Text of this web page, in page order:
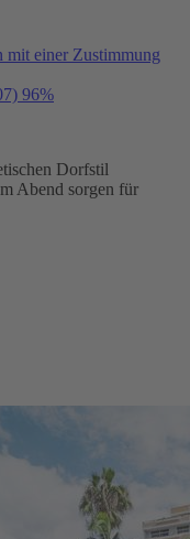
mit einer Zustimmung
96%
Dorfstil
Abend sorgen für